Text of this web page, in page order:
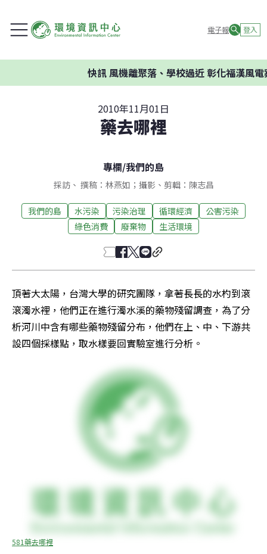
電子報 登入
快訊風機離聚落、學校過近 彰化福漢風電案
2010年11月01日
藥去哪裡
專欄/我們的島
採訪、 撰稿：林燕如；攝影、剪輯：陳志昌
我們的島 水污染 污染治理 循環經濟
公害污染
綠色消費
廢棄物 生活環境
頂著大太陽，台灣大學的研究團隊，拿著長長的水杓到滾
滾濁水裡，他們正在進行濁水溪的藥物殘留調查，為了分
析河川中含有哪些藥物殘留分布，他們在上、中、下游共
設四個採樣點，取水樣要回實驗室進行分析。
581藥去哪裡